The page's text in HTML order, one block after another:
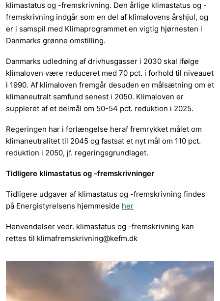
klimastatus og -fremskrivning. Den årlige klimastatus og -
fremskrivning indgår som en del af klimalovens årshjul, og
er i samspil med Klimaprogrammet en vigtig hjørnesten i
Danmarks grønne omstilling.
Danmarks udledning af drivhusgasser i 2030 skal ifølge
klimaloven være reduceret med 70 pct. i forhold til niveauet
i 1990. Af klimaloven fremgår desuden en målsætning om et
klimaneutralt samfund senest i 2050. Klimaloven er
suppleret af et delmål om 50-54 pct. reduktion i 2025.
Regeringen har i forlængelse heraf fremrykket målet om
klimaneutralitet til 2045 og fastsat et nyt mål om 110 pct.
reduktion i 2050, jf. regeringsgrundlaget.
Tidligere klimastatus og -fremskrivninger
Tidligere udgaver af klimastatus og -fremskrivning findes
på Energistyrelsens hjemmeside her
Henvendelser vedr. klimastatus og -fremskrivning kan
rettes til klimafremskrivning@kefm.dk